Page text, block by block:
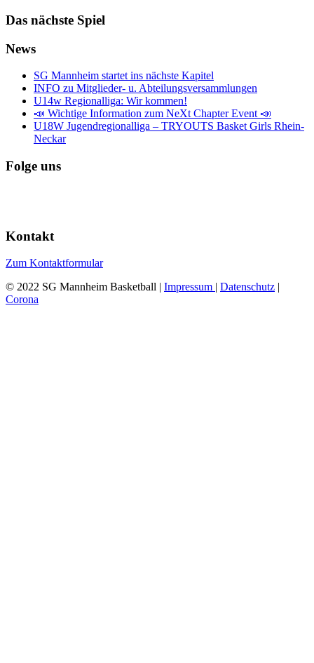
Das nächste Spiel
News
SG Mannheim startet ins nächste Kapitel
INFO zu Mitglieder- u. Abteilungsversammlungen
U14w Regionalliga: Wir kommen!
📣 Wichtige Information zum NeXt Chapter Event 📣
U18W Jugendregionalliga – TRYOUTS Basket Girls Rhein-
Neckar
Folge uns
Kontakt
Zum Kontaktformular
© 2022 SG Mannheim Basketball | Impressum | Datenschutz |
Corona